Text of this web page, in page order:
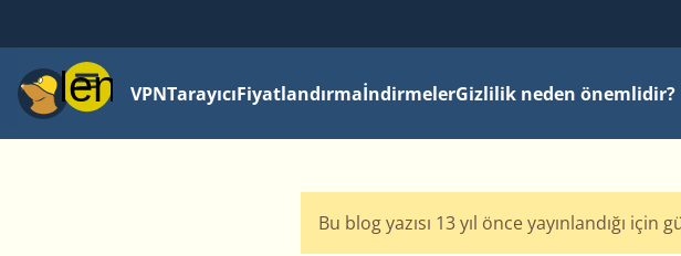
MenüVPNTarayıcıFiyatlandırmaİndirmelerGizlilik neden önemlidir?
Bu blog yazısı 13 yıl önce yayınlandığı için